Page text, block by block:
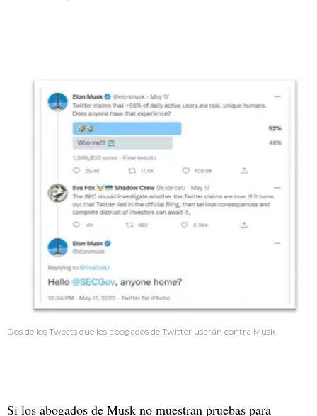
Dos de los Tweets que los abogados de Twitter usarán contra Musk
Si los abogados de Musk no muestran pruebas para